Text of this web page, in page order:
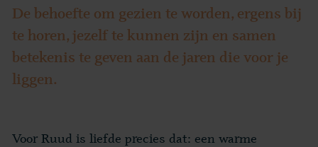
De behoefte om gezien te worden, ergens bij
te horen, jezelf te kunnen zijn en samen
betekenis te geven aan de jaren die voor je
liggen.
Voor Ruud is liefde precies dat: een warme